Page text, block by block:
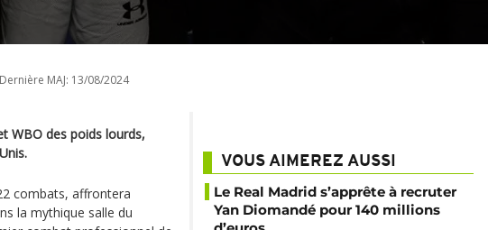
Dernière MAJ: 13/08/2024
WBO des poids lourds,
combats, affrontera
la mythique salle du
VOUS AIMEREZ AUSSI
Le Real Madrid s’apprête à recruter
Yan Diomandé pour 140 millions